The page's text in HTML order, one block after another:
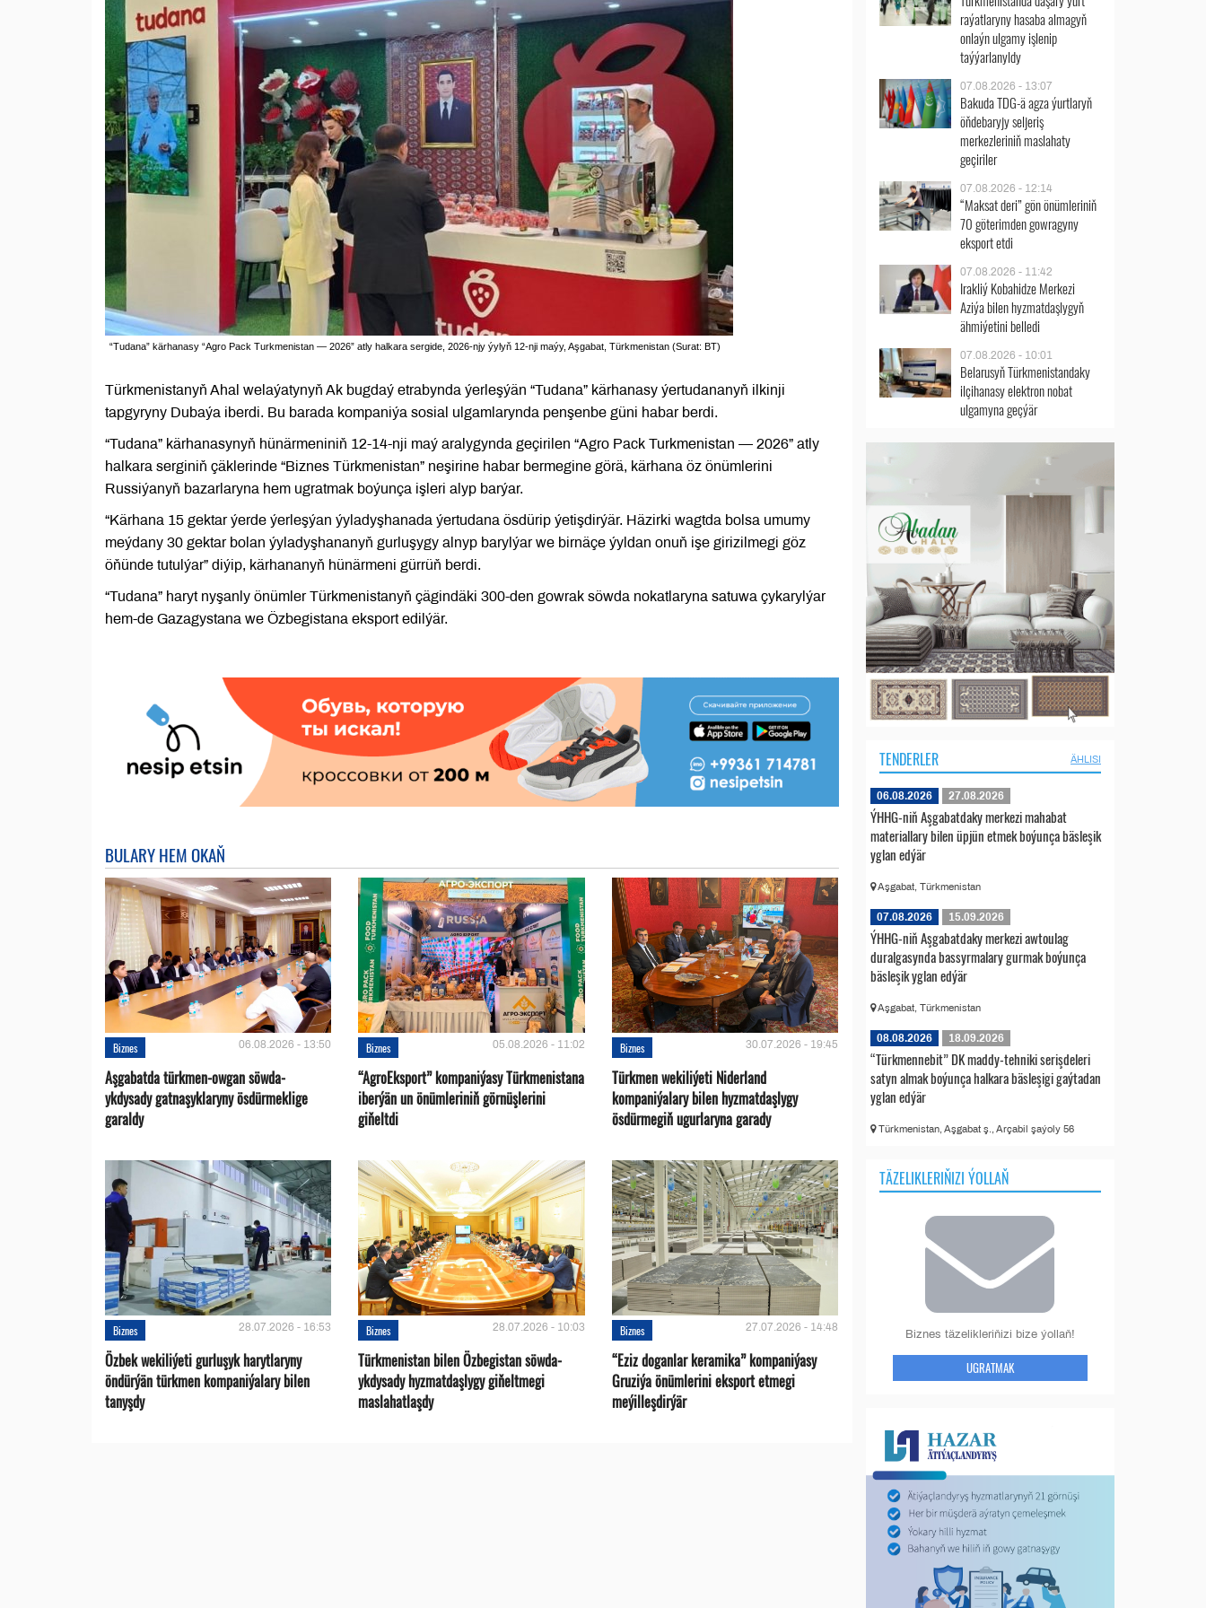
“Tudana” kärhanasy “Agro Pack Turkmenistan — 2026” atly halkara sergide, 2026-njy ýylyň 12-nji maýy, Aşgabat, Türkmenistan (Surat: BT)
Türkmenistanyň Ahal welaýatynyň Ak bugdaý etrabynda ýerleşýän “Tudana” kärhanasy ýertudananyň ilkinji
tapgyryny Dubaýa iberdi. Bu barada kompaniýa sosial ulgamlarynda penşenbe güni habar berdi.
“Tudana” kärhanasynyň hünärmeniniň 12-14-nji maý aralygynda geçirilen “Agro Pack Turkmenistan — 2026” atly
halkara serginiň çäklerinde “Biznes Türkmenistan” neşirine habar bermegine görä, kärhana öz önümlerini
Russiýanyň bazarlaryna hem ugratmak boýunça işleri alyp barýar.
“Kärhana 15 gektar ýerde ýerleşýan ýyladyşhanada ýertudana ösdürip ýetişdirýär. Häzirki wagtda bolsa umumy
meýdany 30 gektar bolan ýyladyşhananyň gurluşygy alnyp barylýar we birnäçe ýyldan onuň işe girizilmegi göz
öňünde tutulýar” diýip, kärhananyň hünärmeni gürrüň berdi.
“Tudana” haryt nyşanly önümler Türkmenistanyň çägindäki 300-den gowrak söwda nokatlaryna satuwa çykarylýar
hem-de Gazagystana we Özbegistana eksport edilýär.
BULARY HEM OKAŇ
Biznes 06.08.2026 - 13:50
Aşgabatda türkmen-owgan söwda-
ykdysady gatnaşyklaryny ösdürmeklige
garaldy
Biznes 05.08.2026 - 11:02
“AgroEksport” kompaniýasy Türkmenistana
iberýän un önümleriniň görnüşlerini
giňeltdi
Biznes 30.07.2026 - 19:45
Türkmen wekiliýeti Niderland
kompaniýalary bilen hyzmatdaşlygy
ösdürmegiň ugurlaryna garady
Biznes 28.07.2026 - 16:53
Özbek wekiliýeti gurluşyk harytlaryny
öndürýän türkmen kompaniýalary bilen
tanyşdy
Biznes 28.07.2026 - 10:03
Türkmenistan bilen Özbegistan söwda-
ykdysady hyzmatdaşlygy giňeltmegi
maslahatlaşdy
Biznes 27.07.2026 - 14:48
“Eziz doganlar keramika” kompaniýasy
Gruziýa önümlerini eksport etmegi
meýilleşdirýär
raýatlaryny hasaba almagyň
onlaýn ulgamy işlenip
taýýarlanyldy
07.08.2026 - 13:07
Bakuda TDG-ä agza ýurtlaryň
öňdebaryjy seljeriş
merkezleriniň maslahaty
geçiriler
07.08.2026 - 12:14
“Maksat deri” gön önümleriniň
70 göterimden gowragyny
eksport etdi
07.08.2026 - 11:42
Irakliý Kobahidze Merkezi
Aziýa bilen hyzmatdaşlygyň
ähmiýetini belledi
07.08.2026 - 10:01
Belarusyň Türkmenistandaky
ilçihanasy elektron nobat
ulgamyna geçýär
TENDERLER ÄHLISI
06.08.2026 27.08.2026
ÝHHG-niň Aşgabatdaky merkezi mahabat
materiallary bilen üpjün etmek boýunça bäsleşik
yglan edýär
Aşgabat, Türkmenistan
07.08.2026 15.09.2026
ÝHHG-niň Aşgabatdaky merkezi awtoulag
duralgasynda bassyrmalary gurmak boýunça
bäsleşik yglan edýär
Aşgabat, Türkmenistan
08.08.2026 18.09.2026
“Türkmennebit” DK maddy-tehniki serişdeleri
satyn almak boýunça halkara bäsleşigi gaýtadan
yglan edýär
Türkmenistan, Aşgabat ş., Arçabil şaýoly 56
TÄZELIKLERIŇIZI ÝOLLAŇ
Biznes täzelikleriňizi bize ýollaň!
UGRATMAK